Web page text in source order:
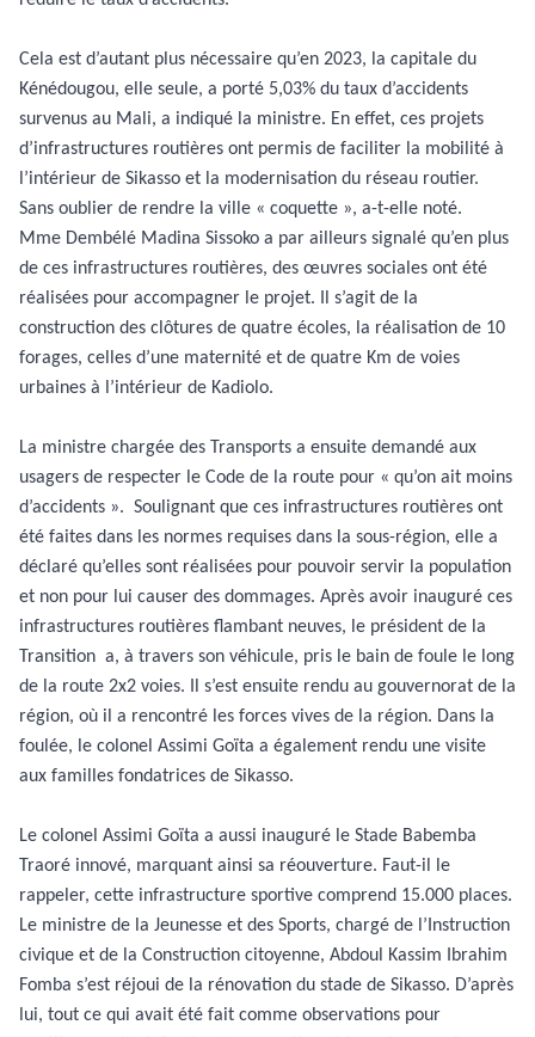
Cela est d’autant plus nécessaire qu’en 2023, la capitale du
Kénédougou, elle seule, a porté 5,03% du taux d’accidents
survenus au Mali, a indiqué la ministre. En effet, ces projets
d’infrastructures routières ont permis de faciliter la mobilité à
l’intérieur de Sikasso et la modernisation du réseau routier.
Sans oublier de rendre la ville « coquette », a-t-elle noté.
Mme Dembélé Madina Sissoko a par ailleurs signalé qu’en plus
de ces infrastructures routières, des œuvres sociales ont été
réalisées pour accompagner le projet. Il s’agit de la
construction des clôtures de quatre écoles, la réalisation de 10
forages, celles d’une maternité et de quatre Km de voies
urbaines à l’intérieur de Kadiolo.
La ministre chargée des Transports a ensuite demandé aux
usagers de respecter le Code de la route pour « qu’on ait moins
d’accidents ». Soulignant que ces infrastructures routières ont
été faites dans les normes requises dans la sous-région, elle a
déclaré qu’elles sont réalisées pour pouvoir servir la population
et non pour lui causer des dommages. Après avoir inauguré ces
infrastructures routières flambant neuves, le président de la
Transition a, à travers son véhicule, pris le bain de foule le long
de la route 2x2 voies. Il s’est ensuite rendu au gouvernorat de la
région, où il a rencontré les forces vives de la région. Dans la
foulée, le colonel Assimi Goïta a également rendu une visite
aux familles fondatrices de Sikasso.
Le colonel Assimi Goïta a aussi inauguré le Stade Babemba
Traoré innové, marquant ainsi sa réouverture. Faut-il le
rappeler, cette infrastructure sportive comprend 15.000 places.
Le ministre de la Jeunesse et des Sports, chargé de l’Instruction
civique et de la Construction citoyenne, Abdoul Kassim Ibrahim
Fomba s’est réjoui de la rénovation du stade de Sikasso. D’après
lui, tout ce qui avait été fait comme observations pour